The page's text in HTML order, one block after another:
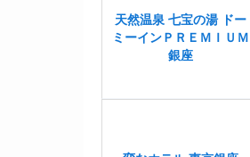
天然温泉 七宝の湯 ドー
ミーインＰＲＥＭＩＵＭ
銀座